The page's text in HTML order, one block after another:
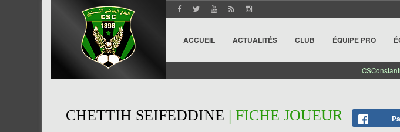
ACCUEIL ACTUALITÉS CLUB ÉQUIPE PRO
CHETTIH SEIFEDDINE | FICHE JOUEUR